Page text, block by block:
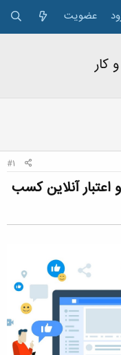
عضویت
کار
#1
اعتبار آنلاین کسب